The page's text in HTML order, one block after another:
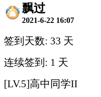
飘过
2021-6-22 16:07
签到天数: 33 天
连续签到: 1 天
[LV.5]高中同学II